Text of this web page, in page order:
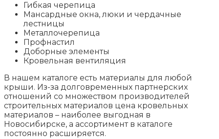
Гибкая черепица
Мансардные окна, люки и чердачные
лестницы
Металлочерепица
Профнастил
Доборные элементы
Кровельная вентиляция
В нашем каталоге есть материалы для любой
крыши. Из-за долговременных партнерских
отношений со множеством производителей
строительных материалов цена кровельных
материалов – наиболее выгодная в
Новосибирске, а ассортимент в каталоге
постоянно расширяется.